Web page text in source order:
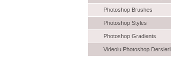
Photoshop Brushes
Photoshop Styles
Photoshop Gradients
Videolu Photoshop Dersleri